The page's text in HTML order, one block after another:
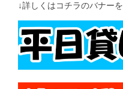
↓詳しくはコチラのバナー